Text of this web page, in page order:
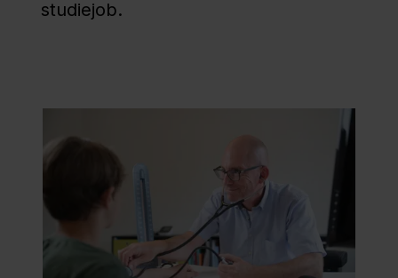
Om
studiejob.